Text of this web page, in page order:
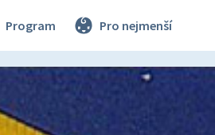
Program Pro nejmenší